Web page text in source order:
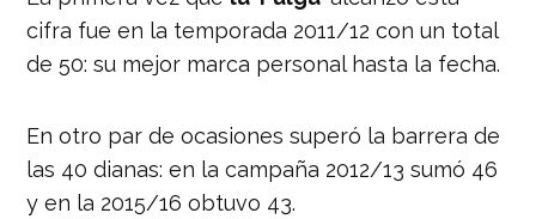
cifra fue en la temporada 2011/12 con un total
de 50: su mejor marca personal hasta la fecha.
En otro par de ocasiones superó la barrera de
las 40 dianas: en la campaña 2012/13 sumó 46
y en la 2015/16 obtuvo 43.